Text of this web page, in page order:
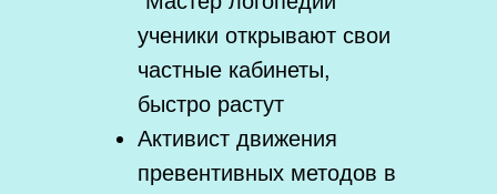
ученики открывают свои
частные кабинеты,
быстро растут
Активист движения
превентивных методов в
Этот курс для Вас, если: